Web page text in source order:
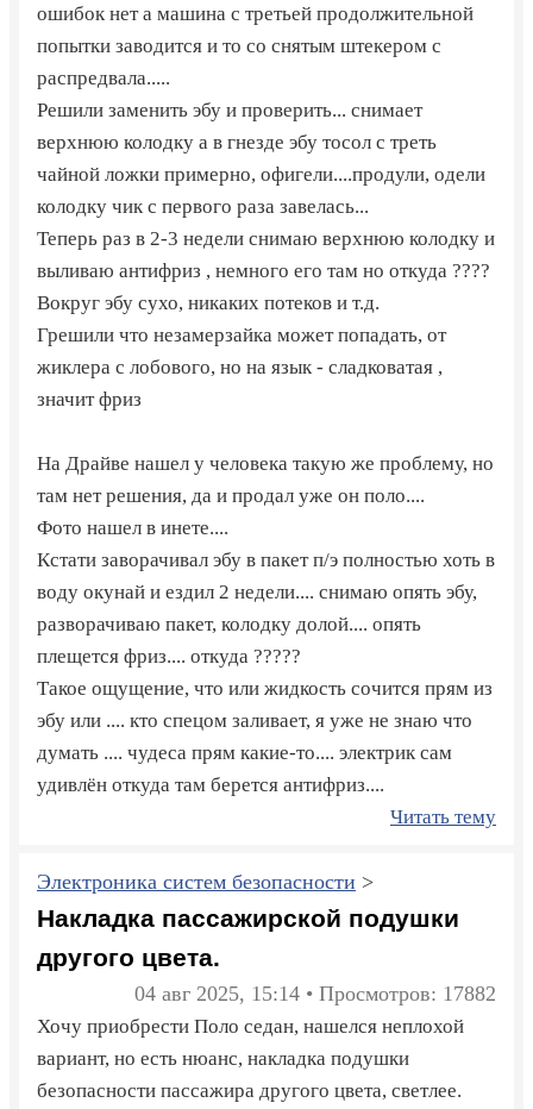
ошибок нет а машина с третьей продолжительной
попытки заводится и то со снятым штекером с
распредвала.....
Решили заменить эбу и проверить... снимает
верхнюю колодку а в гнезде эбу тосол с треть
чайной ложки примерно, офигели....продули, одели
колодку чик с первого раза завелась...
Теперь раз в 2-3 недели снимаю верхнюю колодку и
выливаю антифриз , немного его там но откуда ????
Вокруг эбу сухо, никаких потеков и т.д.
Грешили что незамерзайка может попадать, от
жиклера с лобового, но на язык - сладковатая ,
значит фриз
На Драйве нашел у человека такую же проблему, но
там нет решения, да и продал уже он поло....
Фото нашел в инете....
Кстати заворачивал эбу в пакет п/э полностью хоть в
воду окунай и ездил 2 недели.... снимаю опять эбу,
разворачиваю пакет, колодку долой.... опять
плещется фриз.... откуда ?????
Такое ощущение, что или жидкость сочится прям из
эбу или .... кто спецом заливает, я уже не знаю что
думать .... чудеса прям какие-то.... электрик сам
удивлён откуда там берется антифриз....
Читать тему
Электроника систем безопасности >
Накладка пассажирской подушки
другого цвета.
04 авг 2025, 15:14 • Просмотров: 17882
Хочу приобрести Поло седан, нашелся неплохой
вариант, но есть нюанс, накладка подушки
безопасности пассажира другого цвета, светлее.